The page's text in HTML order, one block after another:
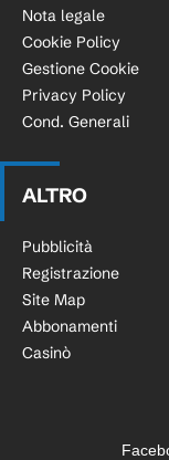
Nota legale
Cookie Policy
Gestione Cookie
Privacy Policy
Cond. Generali
ALTRO
Pubblicità
Registrazione
Site Map
Abbonamenti
Casinò